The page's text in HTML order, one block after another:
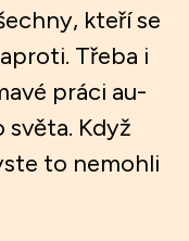
kteří se
Třeba i
práci au-
světa. Když
to nemohli